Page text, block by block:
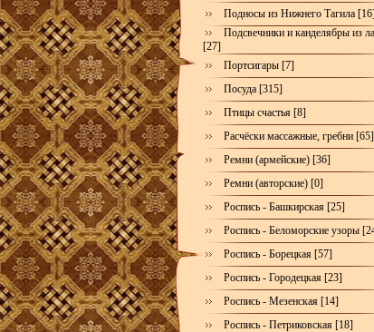
Подносы из Нижнего Тагила [16]
Подсвечники и канделябры из
[27]
Портсигары [7]
Посуда [315]
Птицы счастья [8]
Расчёски массажные, гребни [65]
Ремни (армейские) [36]
Ремни (авторские) [0]
Роспись - Башкирская [25]
Роспись - Беломорские узоры
Роспись - Борецкая [57]
Роспись - Городецкая [23]
Роспись - Мезенская [14]
Роспись - Петриковская [18]